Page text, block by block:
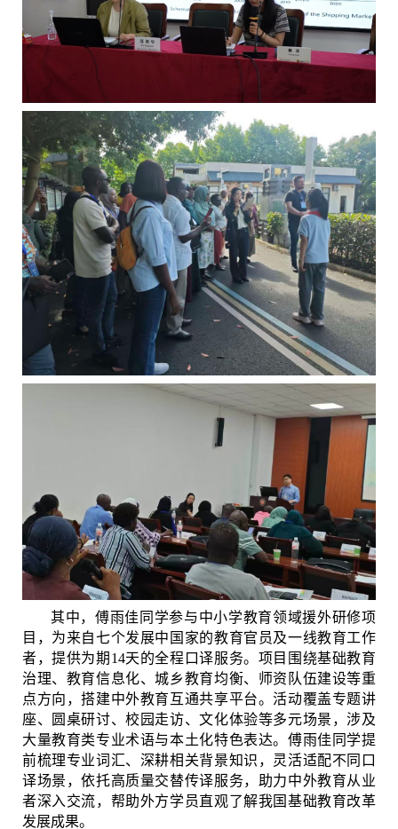
其中，傅雨佳同学参与中小学教育领域援外研修项
目，为来自七个发展中国家的教育官员及一线教育工作
者，提供为期 14天的全程口译服务。项目围绕基础教育
治理、教育信息化、城乡教育均衡、师资队伍建设等重
点方向，搭建中外教育互通共享平台。活动覆盖专题讲
座、圆桌研讨、校园走访、文化体验等多元场景，涉及
大量教育类专业术语与本土化特色表达。傅雨佳同学提
前梳理专业词汇、深耕相关背景知识，灵活适配不同口
译场景，依托高质量交替传译服务，助力中外教育从业
者深入交流，帮助外方学员直观了解我国基础教育改革
发展成果。